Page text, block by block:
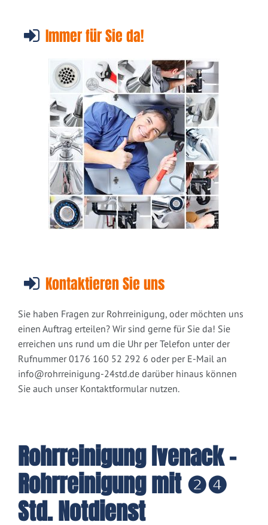
Immer für Sie da!
Kontaktieren Sie uns
Sie haben Fragen zur Rohrreinigung, oder möchten uns
einen Auftrag erteilen? Wir sind gerne für Sie da! Sie
erreichen uns rund um die Uhr per Telefon unter der
Rufnummer 0176 160 52 292 6 oder per E-Mail an
info@rohrreinigung-24std.de darüber hinaus können
Sie auch unser Kontaktformular nutzen.
Rohrreinigung Ivenack -
Rohrreinigung mit ❷❹
Std. Notdienst